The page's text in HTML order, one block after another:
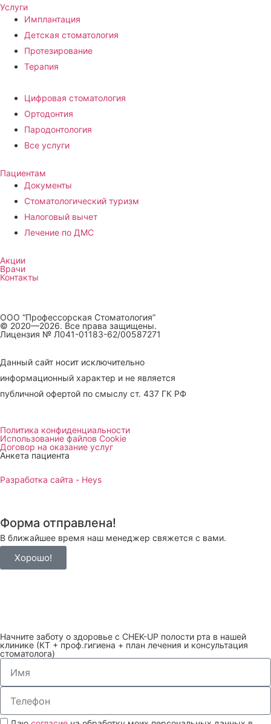
Услуги
Имплантация
Детская стоматология
Протезирование
Терапия
Цифровая стоматология
Ортодонтия
Пародонтология
Все услуги
Пациентам
Документы
Стоматологический туризм
Налоговый вычет
Лечение по ДМС
Акции
Врачи
Контакты
ООО “Профессорская Стоматология”
© 2020—2026. Все права защищены.
Лицензия № Л041-01183-62/00587271
Данный сайт носит исключительно
информационный характер и не является
публичной офертой по смыслу ст. 437 ГК РФ
Политика конфиденциальности
Использование файлов Cookie
Договор на оказание услуг
Анкета пациента
Разработка сайта - Heys
Форма отправлена!
В ближайшее время наш менеджер свяжется с вами.
Хорошо!
Начните заботу о здоровье с CHEK-UP полости рта в нашей
клинике (КТ + проф.гигиена + план лечения и консультация
стоматолога)